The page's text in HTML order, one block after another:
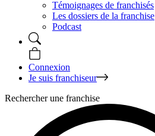
Témoignages de franchisés
Les dossiers de la franchise
Podcast
Connexion
Je suis franchiseur
Rechercher une franchise